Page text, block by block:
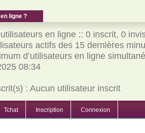
ligne ?
en ligne :: 0 inscrit, 0
actifs des 15 dernières
d’utilisateurs en ligne
08:34
: Aucun utilisateur inscrit
Tchat Inscription Connexion